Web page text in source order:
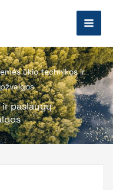
ūkio technikos ir
paslaugų